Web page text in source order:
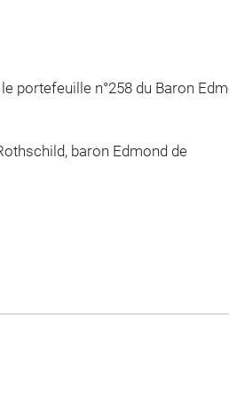
portefeuille n°258 du Baron
baron Edmond de